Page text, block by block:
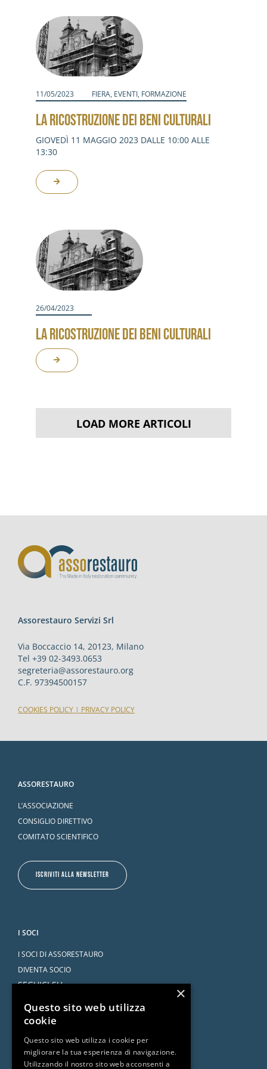
Contatti
11/05/2023 FIERA, EVENTI, FORMAZIONE
LA RICOSTRUZIONE DEI BENI CULTURALI
GIOVEDÌ 11 MAGGIO 2023 DALLE 10:00 ALLE
13:30
26/04/2023
LA RICOSTRUZIONE DEI BENI CULTURALI
LOAD MORE ARTICOLI
Assorestauro Servizi Srl
Via Boccaccio 14, 20123, Milano
Tel +39 02-3493.0653
segreteria@assorestauro.org
C.F. 97394500157
COOKIES POLICY | PRIVACY POLICY
ASSORESTAURO
L’ASSOCIAZIONE
CONSIGLIO DIRETTIVO
COMITATO SCIENTIFICO
ISCRIVITI ALLA NEWSLETTER
I SOCI
I SOCI DI ASSORESTAURO
DIVENTA SOCIO
SEGUICI SU
SERVIZI
×
Questo sito web utilizza
cookie
Questo sito web utilizza i cookie per
migliorare la tua esperienza di navigazione.
Utilizzando il nostro sito web acconsenti a